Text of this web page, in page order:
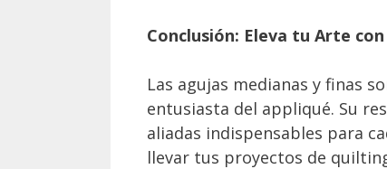
Conclusión: Eleva tu Arte
Las agujas medianas y finas
entusiasta del appliqué. Su
aliadas indispensables para
llevar tus proyectos de